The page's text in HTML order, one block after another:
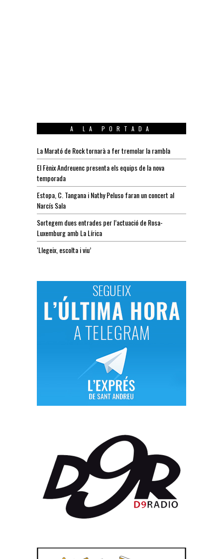
A LA PORTADA
La Marató de Rock tornarà a fer tremolar la rambla
El Fènix Andreuenc presenta els equips de la nova
temporada
Estopa, C. Tangana i Nathy Peluso faran un concert al
Narcís Sala
Sortegem dues entrades per l’actuació de Rosa-
Luxemburg amb La Lírica
‘Llegeix, escolta i viu’